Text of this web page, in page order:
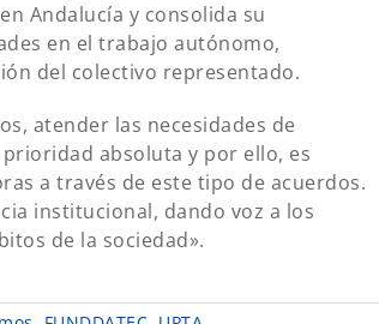
Andalucía y consolida su
en el trabajo autónomo,
del colectivo representado.
atender las necesidades de
absoluta y por ello, es
a través de este tipo de acuerdos.
institucional, dando voz a los
de la sociedad».